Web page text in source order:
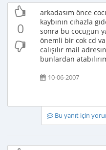
0
arkadasım önce
kaybının cıhazla
sonra bu cocugun
önemli bir cok cd
calışılır mail
bunlardan
10-06-2007
Bu yanıt için